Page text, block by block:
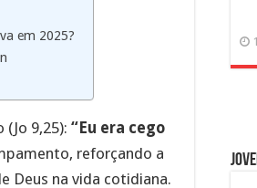
em 2025?
9,25): “Eu era cego
reforçando a
Deus na vida cotidiana.